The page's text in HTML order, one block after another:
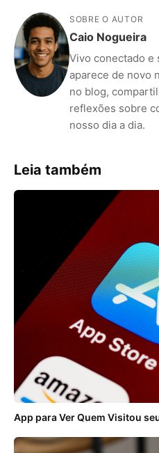
SOBRE O AUTOR
Caio Nogueira
Vivo conectado e
aparece de novo
no blog,
reflexões sobre
nosso dia a dia.
Leia também
App para Ver Quem Visitou